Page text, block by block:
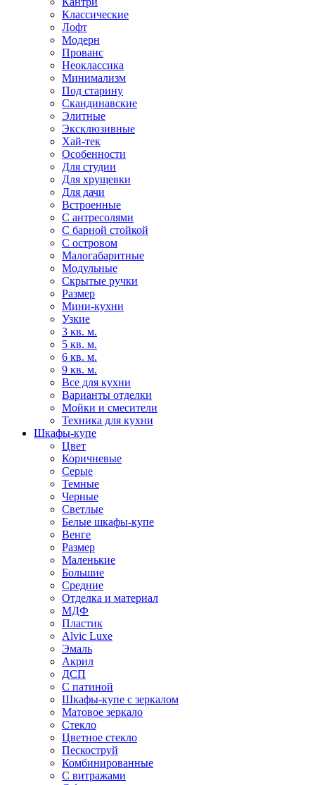
Классические
Лофт
Модерн
Прованс
Неоклассика
Минимализм
Под старину
Скандинавские
Элитные
Эксклюзивные
Хай-тек
Особенности
Для студии
Для хрущевки
Для дачи
Встроенные
С антресолями
С барной стойкой
С островом
Малогабаритные
Модульные
Скрытые ручки
Размер
Мини-кухни
Узкие
3 кв. м.
5 кв. м.
6 кв. м.
9 кв. м.
Все для кухни
Варианты отделки
Мойки и смесители
Техника для кухни
Шкафы-купе
Цвет
Коричневые
Серые
Темные
Черные
Светлые
Белые шкафы-купе
Венге
Размер
Маленькие
Большие
Средние
Отделка и материал
МДФ
Пластик
Alvic Luxe
Эмаль
Акрил
ДСП
С патиной
Шкафы-купе с зеркалом
Матовое зеркало
Стекло
Цветное стекло
Пескоструй
Комбинированные
С витражами